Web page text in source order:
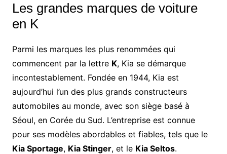
Les grandes marques de voiture
en K
Parmi les marques les plus renommées qui
commencent par la lettre K, Kia se démarque
incontestablement. Fondée en 1944, Kia est
aujourd’hui l’un des plus grands constructeurs
automobiles au monde, avec son siège basé à
Séoul, en Corée du Sud. L’entreprise est connue
pour ses modèles abordables et fiables, tels que le
Kia Sportage, Kia Stinger, et le Kia Seltos.